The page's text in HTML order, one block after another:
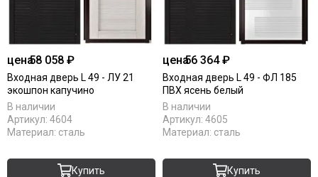
цена58 058 ₽
Входная дверь L 49 - ЛУ 21
экошпон капучино
В наличии
Артикул: 4604
Материал: сталь
Купить
цена56 364 ₽
Входная дверь L 49 - ФЛ 185
ПВХ ясень белый
В наличии
Артикул: 4605
Материал: сталь
Купить